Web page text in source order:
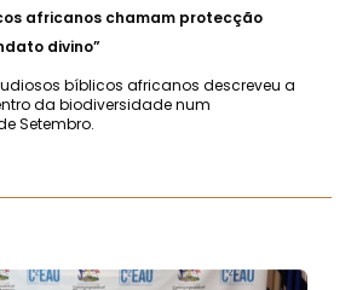
africanos chamam protecção
divino”
bíblicos africanos descreveu a
da biodiversidade num
Setembro.